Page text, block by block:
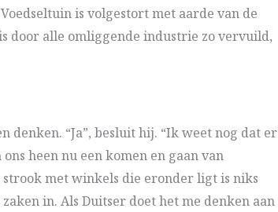
is volgestort met aarde van de
door alle omliggende industrie zo vervuild,
denken. “Ja”, besluit hij. “Ik weet nog dat er
heen nu een komen en gaan van
met winkels die eronder ligt is niks
in. Als Duitser doet het me denken aan